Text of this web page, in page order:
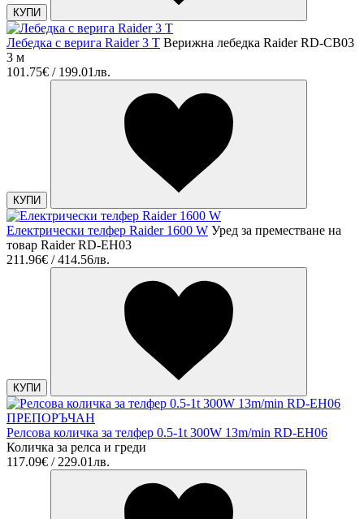
КУПИ
Лебедка с верига Raider 3 Т Верижна лебедка Raider RD-CB03
3 м
101.75€ / 199.01лв.
КУПИ
Електрически телфер Raider 1600 W Уред за преместване на
товар Raider RD-EH03
211.96€ / 414.56лв.
КУПИ
ПРЕПОРЪЧАН
Релсова количка за телфер 0.5-1t 300W 13m/min RD-EH06
Количка за релса и греди
117.09€ / 229.01лв.